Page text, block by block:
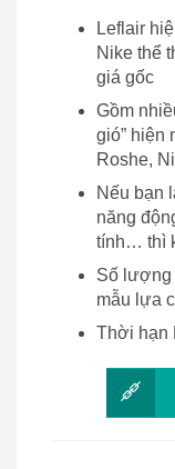
Leflair
Nike thể
giá gốc
Gồm
gió” hiện
Roshe,
Nếu bạn
năng
tính… thì
Số lượng
mẫu lựa
Thời hạn